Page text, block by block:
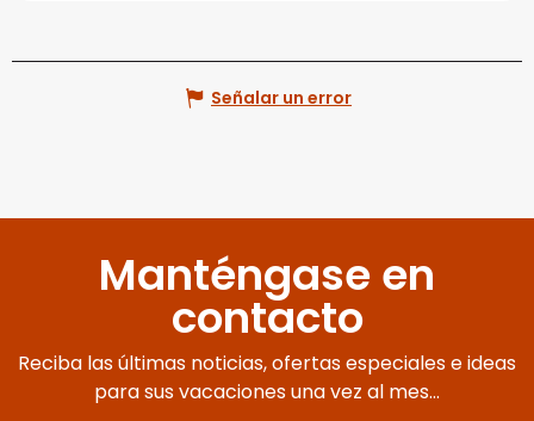
Señalar un error
Manténgase en
contacto
Reciba las últimas noticias, ofertas especiales e ideas
para sus vacaciones una vez al mes...